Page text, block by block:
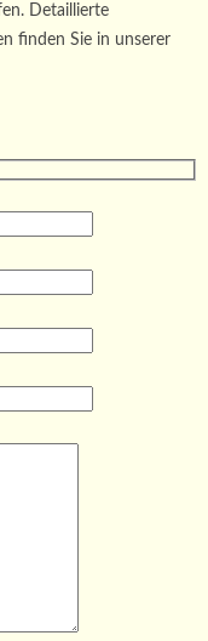
Detaillierte
finden Sie in unserer